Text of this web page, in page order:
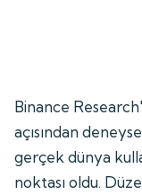
Binance
açısından
gerçek dünya
noktası oldu.